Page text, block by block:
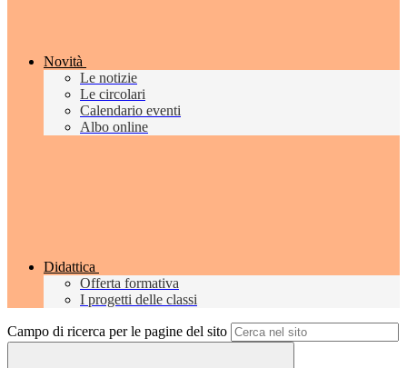
Novità
Le notizie
Le circolari
Calendario eventi
Albo online
Didattica
Offerta formativa
I progetti delle classi
Campo di ricerca per le pagine del sito